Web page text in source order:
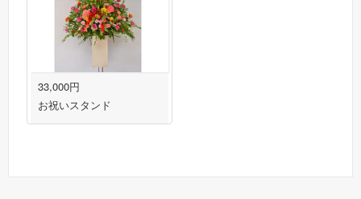
33,000円
お祝いスタンド